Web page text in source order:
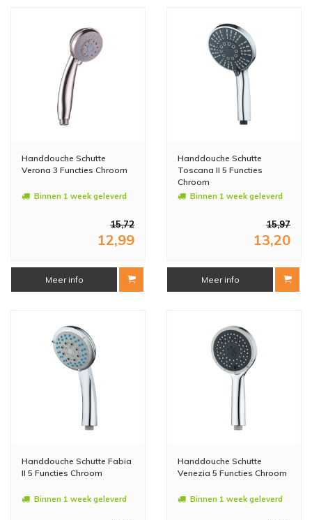
Handdouche Schutte
Verona 3 Functies Chroom
Binnen 1 week geleverd
15,72
12,99
Meer info
Handdouche Schutte
Toscana II 5 Functies
Chroom
Binnen 1 week geleverd
15,97
13,20
Meer info
Handdouche Schutte Fabia
II 5 Functies Chroom
Binnen 1 week geleverd
Handdouche Schutte
Venezia 5 Functies Chroom
Binnen 1 week geleverd